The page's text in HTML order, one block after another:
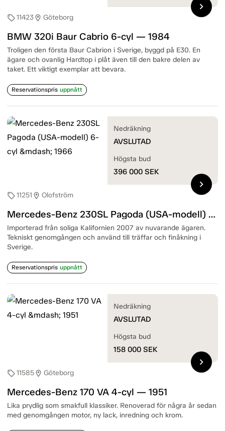
sell11423location_on Göteborg
BMW 320i Baur Cabrio 6-cyl — 1984
Troligen den första Baur Cabrion i Sverige, byggd på E30. En
ägare och ovanlig Hardtop i plåt även till den bakre delen av
taket. Ett viktigt exemplar att bevara.
Reservationspris uppnått
chevron_right
sell11251 location_on Olofström
Mercedes-Benz 230SL Pagoda (USA-modell) 6-cyl — 1966
Importerad från soliga Kalifornien 2007 av nuvarande ägaren.
Tekniskt genomgången och använd till träffar och finåkning i
Sverige.
Reservationspris uppnått
Nedräkning
AVSLUTAD
Högsta bud
396 000 SEK
chevron_right
sell11585location_on Göteborg
Mercedes-Benz 170 VA 4-cyl — 1951
Lika prydlig som smakfull klassiker. Renoverad för några år sedan
med genomgången motor, ny lack, inredning och krom.
Nedräkning
AVSLUTAD
Högsta bud
158 000 SEK
chevron_right